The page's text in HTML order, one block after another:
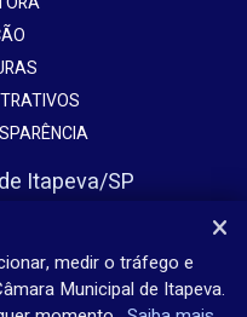
Itapeva/SP
- SP - Brasil
9200
medir o tráfego e
Municipal de Itapeva.